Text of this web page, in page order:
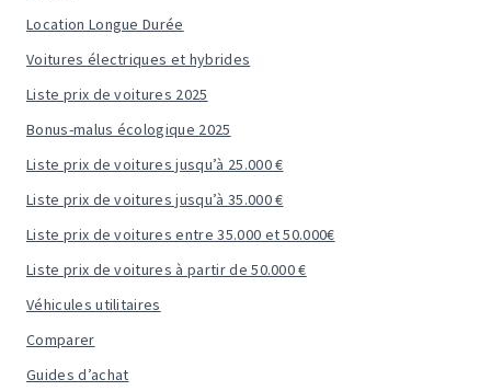
Location Longue Durée
Voitures électriques et hybrides
Liste prix de voitures 2025
Bonus-malus écologique 2025
Liste prix de voitures jusqu’à 25.000 €
Liste prix de voitures jusqu’à 35.000 €
Liste prix de voitures entre 35.000 et 50.000€
Liste prix de voitures à partir de 50.000 €
Véhicules utilitaires
Comparer
Guides d’achat